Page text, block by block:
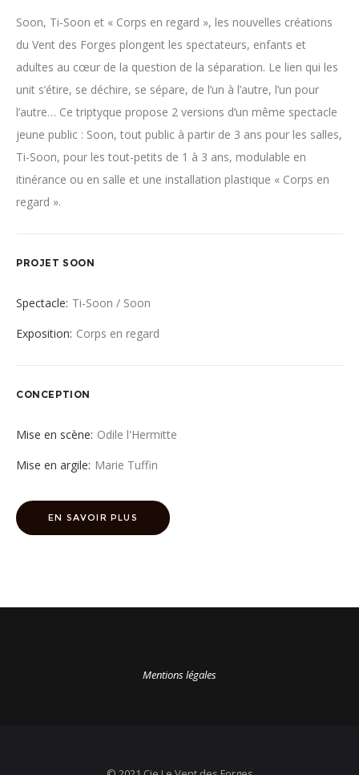
Soon, Ti-Soon et « Corps en regard », les nouvelles créations
du Vent des Forges plongent les spectateurs, enfants et
adultes au cœur de la question de la séparation. Le lien qui les
unit s’étire, se déchire, se sépare, de l’un à l’autre, l’un pour
l’autre… Ce triptyque propose 2 versions d’un même spectacle
jeune public : Soon, tout public à partir de 3 ans pour les salles,
Ti-Soon, pour les tout-petits de 1 à 3 ans, modulable en
itinérance ou en salle et une installation plastique « Corps en
regard ».
PROJET SOON
Spectacle: Ti-Soon / Soon
Exposition: Corps en regard
CONCEPTION
Mise en scène: Odile l'Hermitte
Mise en argile: Marie Tuffin
EN SAVOIR PLUS
Mentions légales